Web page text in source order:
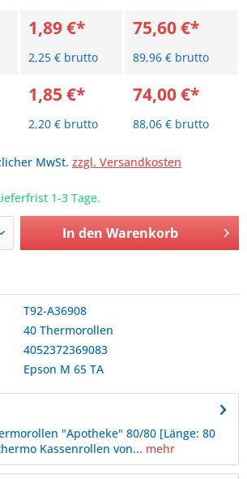
1,89 €*
2,25 € brutto
75,60 €*
89,96 € brutto
1,85 €*
2,20 € brutto
74,00 €*
88,06 € brutto
MwSt. zzgl. Versandkosten
1-3 Tage.
In den Warenkorb
T92-A36908
40 Thermorollen
4052372369083
Epson M 65 TA
"Apotheke" 80/80 [Länge: 80
Kassenrollen von... mehr